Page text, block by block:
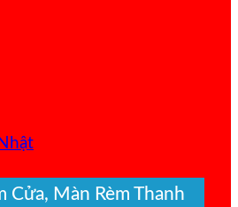
Cửa, Màn Rèm Thanh